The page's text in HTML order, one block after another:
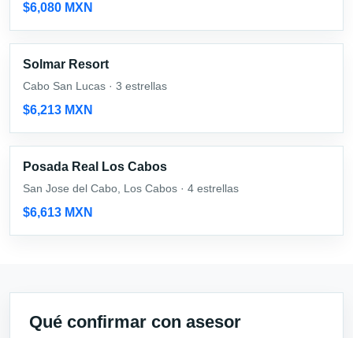
$6,080 MXN
Solmar Resort
Cabo San Lucas · 3 estrellas
$6,213 MXN
Posada Real Los Cabos
San Jose del Cabo, Los Cabos · 4 estrellas
$6,613 MXN
Qué confirmar con asesor